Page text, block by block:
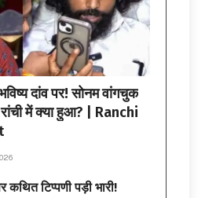
दांव पर! सोनम वांगचुक
में क्या हुआ? | Ranchi
कथित टिप्पणी पड़ी भारी!